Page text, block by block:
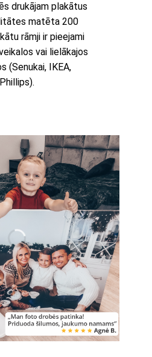
drukājam plakātus
matēta 200
rāmji ir pieejami
vai lielākajos
(Senukai, IKEA,